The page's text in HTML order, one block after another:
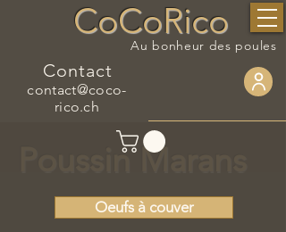
CoCoRico
Au bonheur des poules
Contact
contact@coco-
rico.ch
Poussin Marans
Oeufs à couver